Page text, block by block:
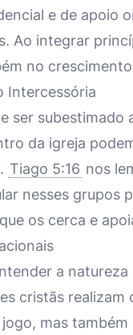
e de apoio
Ao integrar
no
Intercessória
ser
da igreja
Tiago 5:16 nos
nesses grupos
os cerca e
a
cristãs
mas